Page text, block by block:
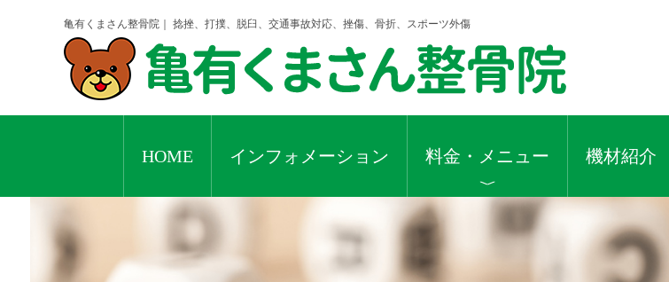
亀有くまさん整骨院｜ 捻挫、打撲、脱臼、交通事故対応、挫傷、骨折、スポーツ外傷
HOME インフォメーション 料金・メニュー 機材紹介